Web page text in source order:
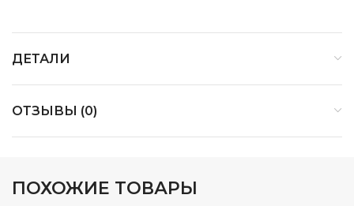
ДЕТАЛИ
ОТЗЫВЫ (0)
ПОХОЖИЕ ТОВАРЫ